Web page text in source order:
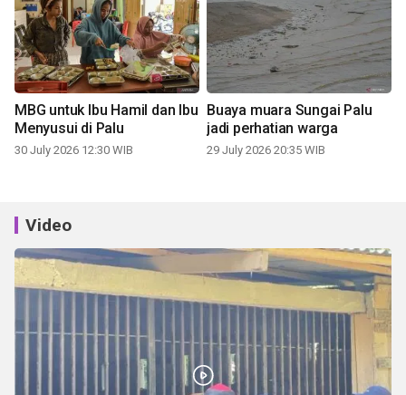
MBG untuk Ibu Hamil dan Ibu
Menyusui di Palu
30 July 2026 12:30 WIB
Buaya muara Sungai Palu
jadi perhatian warga
29 July 2026 20:35 WIB
Video